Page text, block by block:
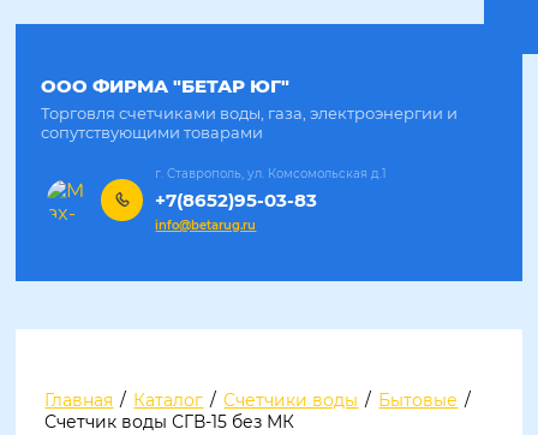
ООО ФИРМА "БЕТАР ЮГ"
Торговля счетчиками воды, газа, электроэнергии и
сопутствующими товарами
г. Ставрополь, ул. Комсомольская д.1
+7(8652)95-03-83
info@betarug.ru
Главная / Каталог / Счетчики воды / Бытовые /
Счетчик воды СГВ-15 без МК